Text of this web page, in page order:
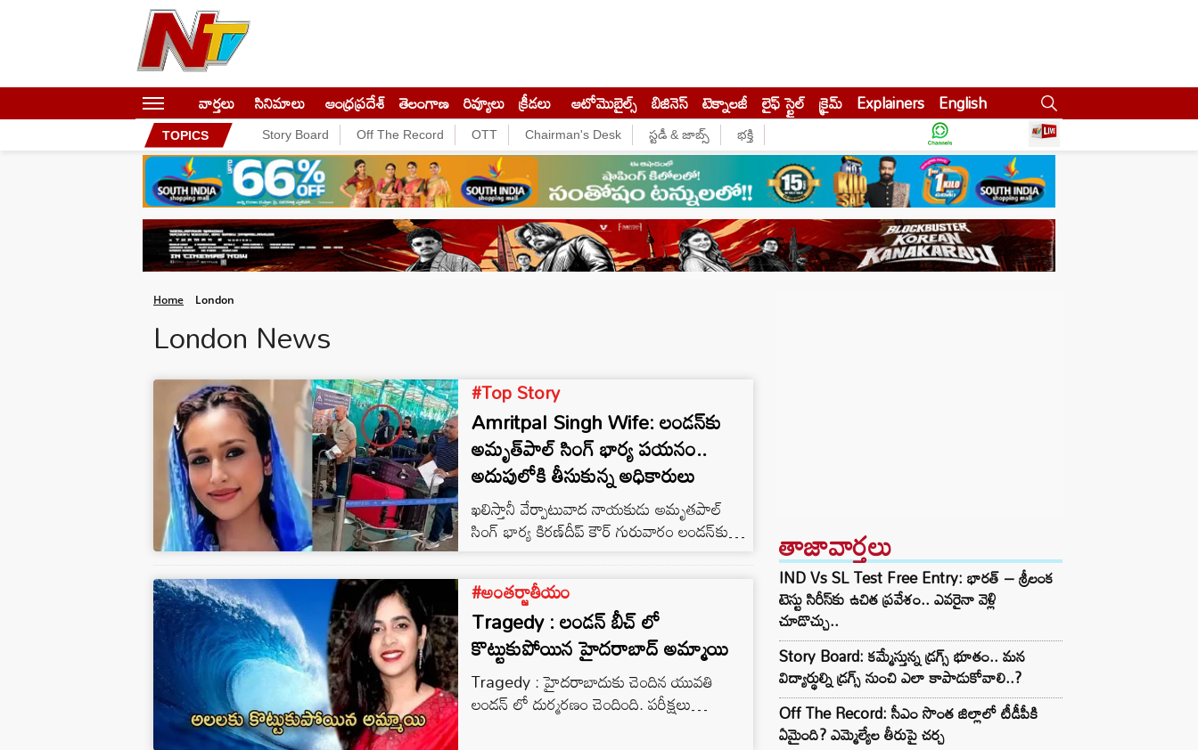
వార్తలు సినిమాలు ఆంధ్రప్రదేశ్ తెలంగాణ రివ్యూలు క్రీడలు ఆటోమొబైల్స్ బిజినెస్‌ టెక్నాలజీ లైఫ్ స్టైల్ క్రైమ్ Explainers English
TOPICS Story Board Off The Record OTT Chairman's Desk స్టడీ & జాబ్స్ భక్తి
Home London
London News
#Top Story
Amritpal Singh Wife: లండన్‌కు
అమృత్‌పాల్ సింగ్ భార్య పయనం..
అదుపులోకి తీసుకున్న అధికారులు
ఖలిస్తానీ వేర్పాటువాద నాయకుడు అమృతపాల్
సింగ్ భార్య కిరణ్‌దీప్ కౌర్ గురువారం లండన్‌కు
విమానాశ్రయంలో అధికారులు అదుపులోకి
తీసుకున్నారు.
#అంతర్జాతీయం
Tragedy : లండన్ బీచ్ లో
కొట్టుకుపోయిన హైదరాబాద్ అమ్మాయి
Tragedy : హైదరాబాదుకు చెందిన యువతి
లండన్ లో దుర్మరణం చెందింది. పరీక్షలు
తాజావార్తలు
IND Vs SL Test Free Entry: భారత్ – శ్రీలంక
టెస్టు సిరీస్‌కు ఉచిత ప్రవేశం.. ఎవరైనా వెళ్లి
చూడొచ్చు..
Story Board: కమ్మేస్తున్న డ్రగ్స్ భూతం.. మన
విద్యార్థుల్ని డ్రగ్స్ నుంచి ఎలా కాపాడుకోవాలి..?
Off The Record: సీఎం సొంత జిల్లాలో టీడీపీకి
ఏమైంది? ఎమ్మెల్యేల తీరుపై చర్చ